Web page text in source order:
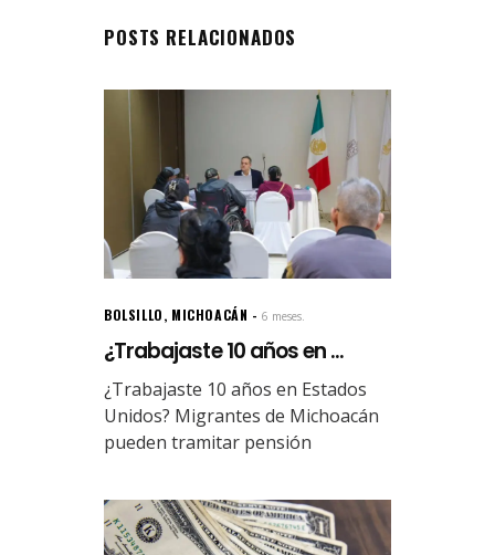
POSTS RELACIONADOS
BOLSILLO, MICHOACÁN 6 meses.
¿Trabajaste 10 años en ...
¿Trabajaste 10 años en Estados
Unidos? Migrantes de Michoacán
pueden tramitar pensión